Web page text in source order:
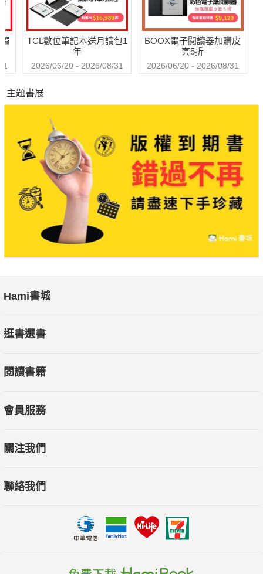
TCL數位筆記本送月讀包1
年
2026/06/20 - 2026/08/31
BOOX電子閱讀器加購皮
套5折
2026/06/20 - 2026/08/31
主題書展
Hami書城
逛書選書
閱讀書籍
會員服務
關注我們
聯絡我們